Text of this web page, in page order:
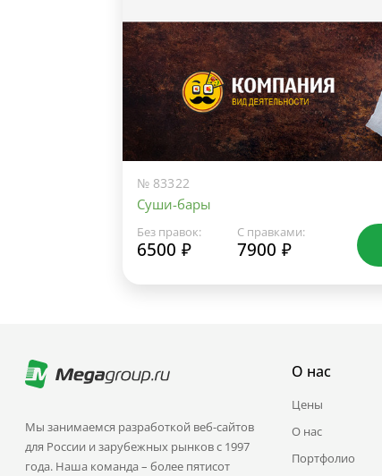
№ 83322
Суши-бары
Без правок:
6500 ₽
С правками:
7900 ₽
Мы занимаемся разработкой веб-сайтов
для России и зарубежных рынков с 1997
года. Наша команда – более пятисот
О нас
Цены
О нас
Портфолио